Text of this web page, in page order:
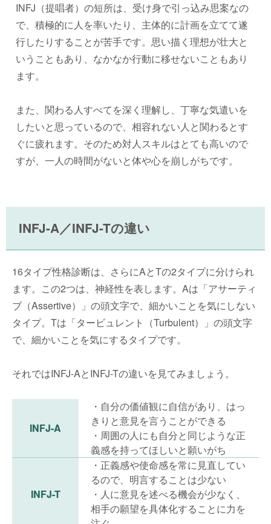
INFJ（提唱者）の短所は、受け身で引っ込み思案なの
で、積極的に人を率いたり、主体的に計画を立てて遂
行したりすることが苦手です。思い描く理想が壮大と
いうこともあり、なかなか行動に移せないこともあり
ます。
また、関わる人すべてを深く理解し、丁寧な気遣いを
したいと思っているので、相容れない人と関わるとす
ぐに疲れます。そのため対人スキルはとても高いので
すが、一人の時間がないと体や心を崩しがちです。
INFJ-A／INFJ-Tの違い
16タイプ性格診断は、さらにAとTの2タイプに分けられ
ます。この2つは、神経性を表します。Aは「アサーティ
ブ（Assertive）」の頭文字で、細かいことを気にしない
タイプ。Tは「タービュレント（Turbulent）」の頭文字
で、細かいことを気にするタイプです。
それではINFJ-AとINFJ-Tの違いを見てみましょう。
INFJ-A
・自分の価値観に自信があり、はっ
きりと意見を言うことができる
・周囲の人にも自分と同じような正
義感を持ってほしいと願いがち
INFJ-T
・正義感や使命感を常に見直してい
るので、明言することは少ない
・人に意見を述べる機会が少なく、
相手の願望を具体化することに力を